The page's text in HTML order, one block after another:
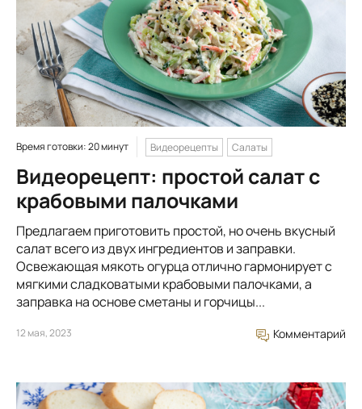
Время готовки: 20 минут Видеорецепты Салаты
Видеорецепт: простой салат с
крабовыми палочками
Предлагаем приготовить простой, но очень вкусный
салат всего из двух ингредиентов и заправки.
Освежающая мякоть огурца отлично гармонирует с
мягкими сладковатыми крабовыми палочками, а
заправка на основе сметаны и горчицы...
12 мая, 2023 Комментарий